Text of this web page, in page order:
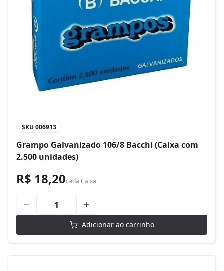
SKU 006913
Grampo Galvanizado 106/8 Bacchi (Caixa com
2.500 unidades)
R$ 18,20cada Caixa
Adicionar ao carrinho